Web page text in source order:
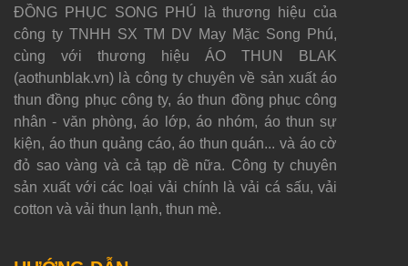
ĐỒNG PHỤC SONG PHÚ là thương hiệu của
công ty TNHH SX TM DV May Mặc Song Phú,
cùng với thương hiệu ÁO THUN BLAK
(aothunblak.vn) là công ty chuyên về sản xuất áo
thun đồng phục công ty, áo thun đồng phục công
nhân - văn phòng, áo lớp, áo nhóm, áo thun sự
kiện, áo thun quảng cáo, áo thun quán... và áo cờ
đỏ sao vàng và cả tạp dề nữa. Công ty chuyên
sản xuất với các loại vải chính là vải cá sấu, vải
cotton và vải thun lạnh, thun mè.